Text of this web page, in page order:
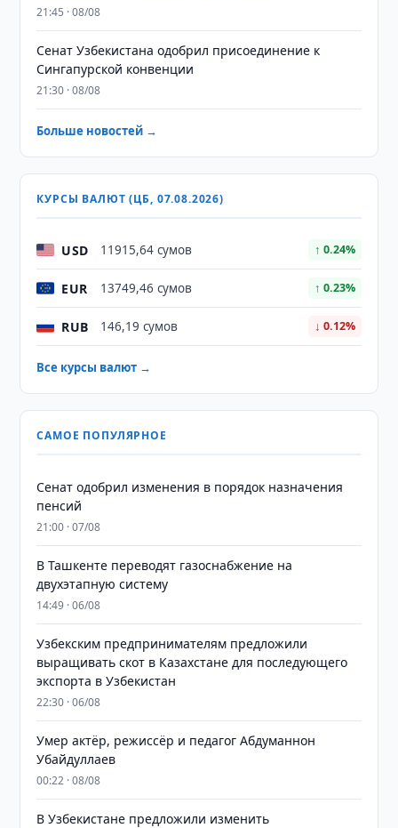
21:45 · 08/08
Сенат Узбекистана одобрил присоединение к
Сингапурской конвенции
21:30 · 08/08
Больше новостей →
КУРСЫ ВАЛЮТ (ЦБ, 07.08.2026)
USD 11915,64 сумов ↑ 0.24%
EUR 13749,46 сумов ↑ 0.23%
RUB 146,19 сумов ↓ 0.12%
Все курсы валют →
САМОЕ ПОПУЛЯРНОЕ
Сенат одобрил изменения в порядок назначения
пенсий
21:00 · 07/08
В Ташкенте переводят газоснабжение на
двухэтапную систему
14:49 · 06/08
Узбекским предпринимателям предложили
выращивать скот в Казахстане для последующего
экспорта в Узбекистан
22:30 · 06/08
Умер актёр, режиссёр и педагог Абдуманнон
Убайдуллаев
00:22 · 08/08
В Узбекистане предложили изменить